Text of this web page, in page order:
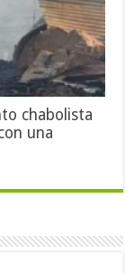
chabolista
una